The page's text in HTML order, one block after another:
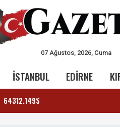
07 Ağustos, 2026, Cuma
İSTANBUL EDİRNE
64312.149$